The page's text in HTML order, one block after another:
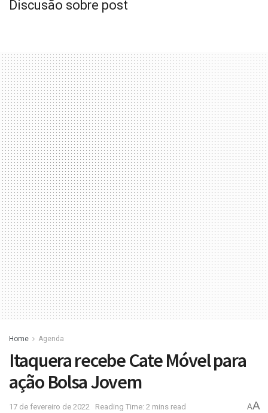
Discusão sobre post
Home Agenda
Itaquera recebe Cate Móvel para
ação Bolsa Jovem
17 de fevereiro de 2022 Reading Time: 2 mins read AA